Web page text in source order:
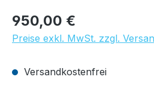
Regulärer Preis:
950,00 €
Preise exkl. MwSt. zzgl.
Versandkostenfrei